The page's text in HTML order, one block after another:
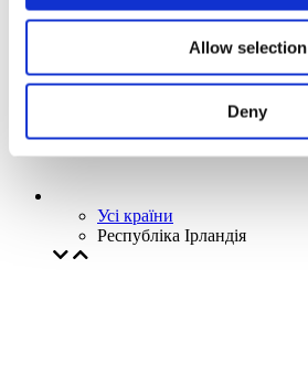
Allow selection
Deny
Усі країни
Республіка Ірландія